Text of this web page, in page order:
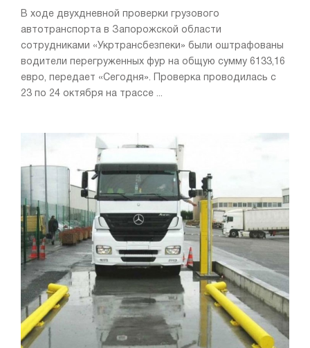
В ходе двухдневной проверки грузового
автотранспорта в Запорожской области
сотрудниками «Укртрансбезпеки» были оштрафованы
водители перегруженных фур на общую сумму 6133,16
евро, передает «Сегодня». Проверка проводилась с
23 по 24 октября на трассе ...